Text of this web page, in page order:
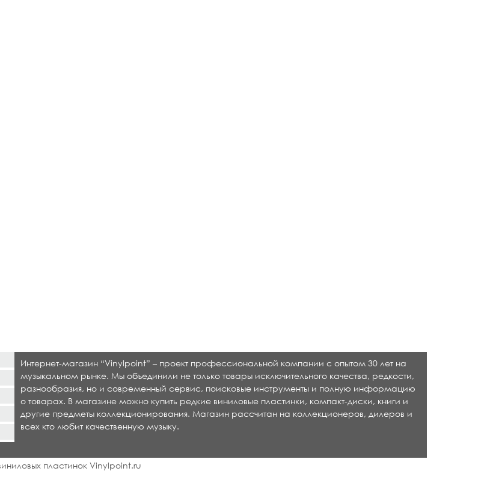
Интернет-магазин “Vinylpoint” – проект профессиональной компании с опытом 30 лет на
музыкальном рынке. Мы объединили не только товары исключительного качества, редкости,
разнообразия, но и современный сервис, поисковые инструменты и полную информацию
о товарах. В магазине можно купить редкие виниловые пластинки, компакт-диски, книги и
другие предметы коллекционирования. Магазин рассчитан на коллекционеров, дилеров и
всех кто любит качественную музыку.
пластинок Vinylpoint.ru